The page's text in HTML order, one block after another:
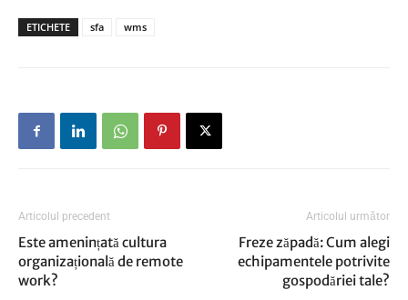
ETICHETE sfa wms
Articolul precedent
Este amenințată cultura
organizațională de remote
work?
Articolul următor
Freze zăpadă: Cum alegi
echipamentele potrivite
gospodăriei tale?